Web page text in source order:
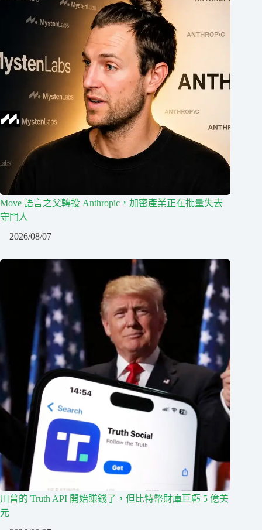
Move 語言之父轉投 Anthropic，加密產業正在批量失去
守門人
2026/08/07
川普的 Truth API 開始賺錢了，但比特幣財庫巨虧 5 億美
元